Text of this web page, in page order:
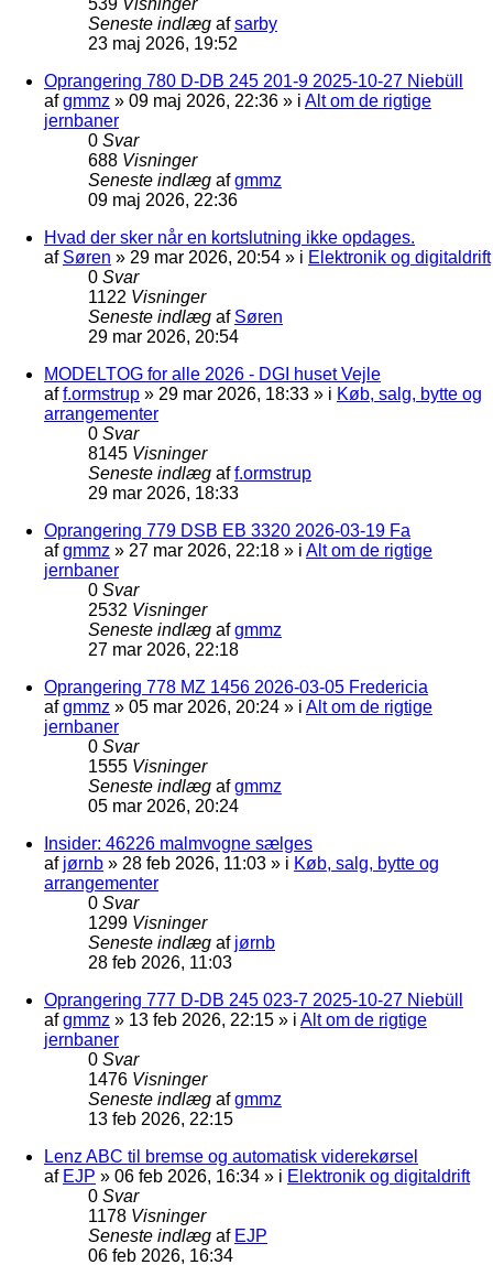
Seneste indlæg afsarby
23 maj 2026, 19:52
Oprangering 780 D-DB 245 201-9 2025-10-27 Niebüll
afgmmz » 09 maj 2026, 22:36 » i Alt om de rigtige
jernbaner
0 Svar
688 Visninger
Seneste indlæg afgmmz
09 maj 2026, 22:36
Hvad der sker når en kortslutning ikke opdages.
af Søren » 29 mar 2026, 20:54 » i Elektronik og digitaldrift
0 Svar
1122 Visninger
Seneste indlæg af Søren
29 mar 2026, 20:54
MODELTOG for alle 2026 - DGI huset Vejle
aff.ormstrup » 29 mar 2026, 18:33 » i Køb, salg, bytte og
arrangementer
0 Svar
8145 Visninger
Seneste indlæg aff.ormstrup
29 mar 2026, 18:33
Oprangering 779 DSB EB 3320 2026-03-19 Fa
afgmmz » 27 mar 2026, 22:18 » i Alt om de rigtige
jernbaner
0 Svar
2532 Visninger
Seneste indlæg afgmmz
27 mar 2026, 22:18
Oprangering 778 MZ 1456 2026-03-05 Fredericia
afgmmz » 05 mar 2026, 20:24 » i Alt om de rigtige
jernbaner
0 Svar
1555 Visninger
Seneste indlæg afgmmz
05 mar 2026, 20:24
Insider: 46226 malmvogne sælges
af jørnb » 28 feb 2026, 11:03 » i Køb, salg, bytte og
arrangementer
0 Svar
1299 Visninger
Seneste indlæg af jørnb
28 feb 2026, 11:03
Oprangering 777 D-DB 245 023-7 2025-10-27 Niebüll
afgmmz » 13 feb 2026, 22:15 » i Alt om de rigtige
jernbaner
0 Svar
1476 Visninger
Seneste indlæg afgmmz
13 feb 2026, 22:15
Lenz ABC til bremse og automatisk viderekørsel
af EJP » 06 feb 2026, 16:34 » i Elektronik og digitaldrift
0 Svar
1178 Visninger
Seneste indlæg af EJP
06 feb 2026, 16:34